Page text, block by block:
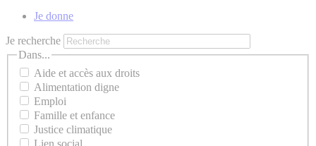
Je donne
Je recherche
Dans...
Aide et accès aux droits
Alimentation digne
Emploi
Famille et enfance
Justice climatique
Lien social